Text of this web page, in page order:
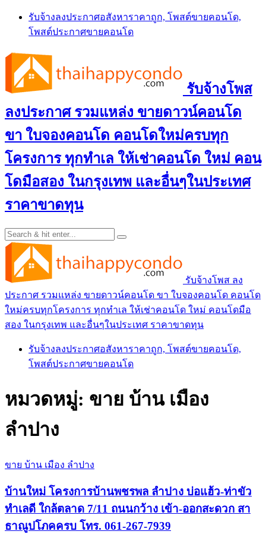
Skip
content
รับจ้างลงประกาศอสังหาราคาถูก, โพสต์ขายคอนโด,
โพสต์ประกาศขายคอนโด
รับจ้างโพส
ลงประกาศ รวมแหล่ง ขายดาวน์คอนโด
ขา ใบจองคอนโด คอนโดใหม่ครบทุก
โครงการ ทุกทำเล ให้เช่าคอนโด ใหม่ คอน
โดมือสอง ในกรุงเทพ และอื่นๆในประเทศ
ราคาขาดทุน
รับจ้างโพส ลง
ประกาศ รวมแหล่ง ขายดาวน์คอนโด ขา ใบจองคอนโด คอนโด
ใหม่ครบทุกโครงการ ทุกทำเล ให้เช่าคอนโด ใหม่ คอนโดมือ
สอง ในกรุงเทพ และอื่นๆในประเทศ ราคาขาดทุน
รับจ้างลงประกาศอสังหาราคาถูก, โพสต์ขายคอนโด,
โพสต์ประกาศขายคอนโด
หมวดหมู่: ขาย บ้าน เมือง
ลำปาง
ขาย บ้าน เมือง ลำปาง
บ้านใหม่ โครงการบ้านพชรพล ลำปาง บ่อแฮ้ว-ท่าขัว
ทำเลดี ใกล้ตลาด 7/11 ถนนกว้าง เข้า-ออกสะดวก สา
ธาณูปโภคครบ โทร. 061-267-7939